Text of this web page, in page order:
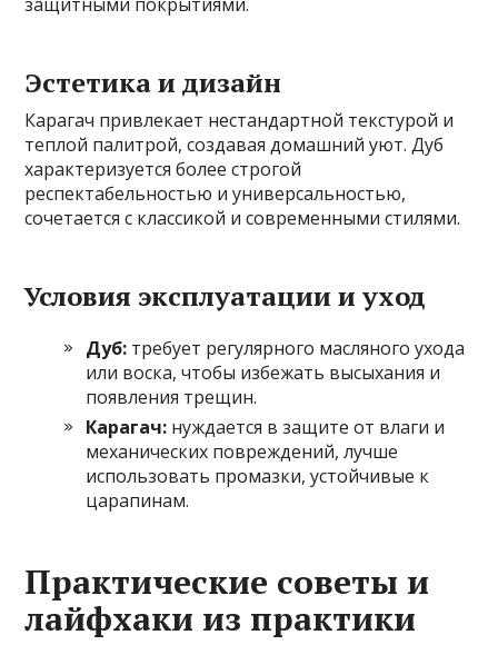
Эстетика и дизайн
Карагач привлекает нестандартной текстурой и
теплой палитрой, создавая домашний уют. Дуб
характеризуется более строгой
респектабельностью и универсальностью,
сочетается с классикой и современными стилями.
Условия эксплуатации и уход
Дуб: требует регулярного масляного ухода
или воска, чтобы избежать высыхания и
появления трещин.
Карагач: нуждается в защите от влаги и
механических повреждений, лучше
использовать промазки, устойчивые к
царапинам.
Практические советы и
лайфхаки из практики